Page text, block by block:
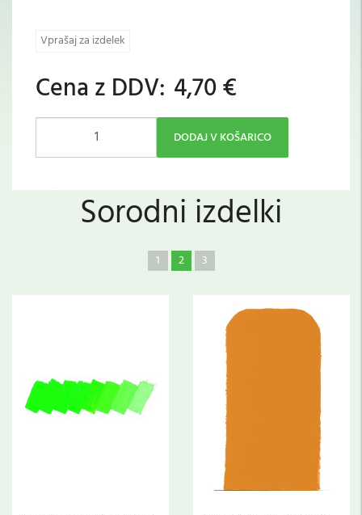
Vprašaj za izdelek
Cena z DDV: 4,70 €
DODAJ V KOŠARICO
Sorodni izdelki
1 2 3